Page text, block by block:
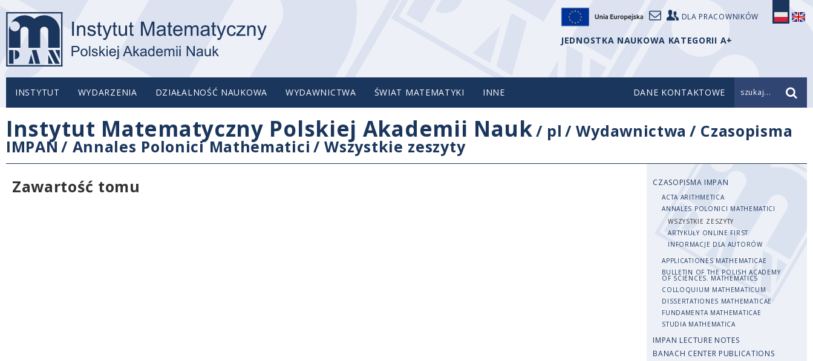
DLA PRACOWNIKÓW
JEDNOSTKA NAUKOWA KATEGORII A+
INSTYTUT WYDARZENIA DZIAŁALNOŚĆ NAUKOWA WYDAWNICTWA ŚWIAT MATEMATYKI INNE DANE KONTAKTOWE szukaj...
Instytut Matematyczny Polskiej Akademii Nauk/ pl /Wydawnictwa / Czasopisma
IMPAN / Annales Polonici Mathematici /Wszystkie zeszyty
Zawartość tomu
CZASOPISMA IMPAN
ACTA ARITHMETICA
ANNALES POLONICI MATHEMATICI
WSZYSTKIE ZESZYTY
ARTYKUŁY ONLINE FIRST
INFORMACJE DLA AUTORÓW
APPLICATIONES MATHEMATICAE
BULLETIN OF THE POLISH ACADEMY
OF SCIENCES. MATHEMATICS
COLLOQUIUM MATHEMATICUM
DISSERTATIONES MATHEMATICAE
FUNDAMENTA MATHEMATICAE
STUDIA MATHEMATICA
IMPAN LECTURE NOTES
BANACH CENTER PUBLICATIONS